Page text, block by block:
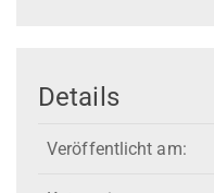
Details
Veröffentlicht am: